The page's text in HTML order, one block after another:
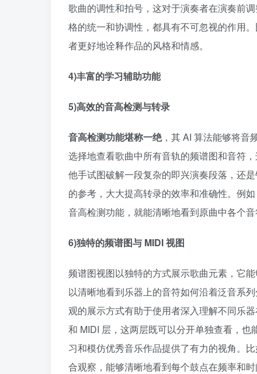
歌曲的调性和拍号，这对于演奏者在演奏前
格的统一和协调性，都具有不可忽视的作用
者更好地诠释作品的风格和情感。​
4)丰富的学习辅助功能​
5)高效的音高检测与转录​
音高检测功能堪称一绝，其 AI 算法能够将音
选择地查看歌曲中所有音轨的频谱图和音符
他手试图破解一段复杂的即兴演奏段落，还
的参考，大大提高转录的效率和准确性。例
音高检测功能，就能清晰地看到原曲中各个
6)独特的频谱图与 MIDI 视图​
频谱图视图以独特的方式展示歌曲元素，它
以清晰地看到乐器上的音符如何沿着泛音系
观的展示方式有助于使用者深入理解不同乐
和 MIDI 层，这两层既可以分开单独查看，
习和模仿优秀音乐作品提供了有力的视角。
合观察，能够清晰地看到每个鼓点在频率和